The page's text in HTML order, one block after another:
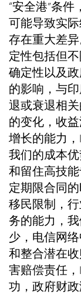
“安全港”条
可能导致实
存在重大差
定性包括但不
确定性以及
的影响，与
退或衰退相
的变化，收
增长的能力
我们的成本
和留住高技
定期限合同
移民限制，
务的能力，
少，电信网
和整合潜在
害赔偿责任
功，政府财